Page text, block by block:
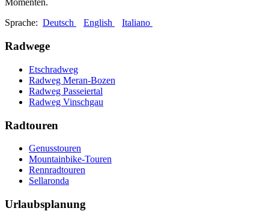
Momenten.
Sprache: Deutsch English Italiano
Radwege
Etschradweg
Radweg Meran-Bozen
Radweg Passeiertal
Radweg Vinschgau
Radtouren
Genusstouren
Mountainbike-Touren
Rennradtouren
Sellaronda
Urlaubsplanung